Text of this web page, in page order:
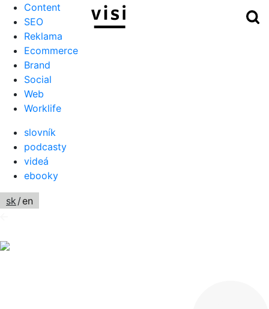
Menu
Content
SEO
Reklama
Ecommerce
Brand
Social
Web
Worklife
slovník
podcasty
videá
ebooky
sk/en